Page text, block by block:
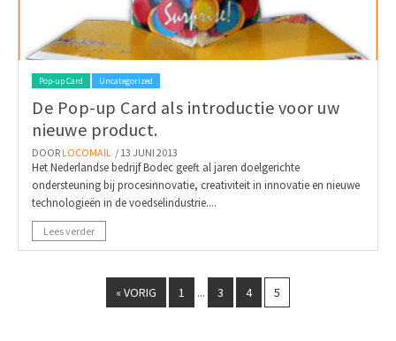
Pop-up Card Uncategorized
De Pop-up Card als introductie voor uw
nieuwe product.
DOOR LOCOMAIL / 13 JUNI 2013
Het Nederlandse bedrijf Bodec geeft al jaren doelgerichte
ondersteuning bij procesinnovatie, creativiteit in innovatie en nieuwe
technologieën in de voedselindustrie....
Lees verder
« VORIG 1 ... 3 4 5